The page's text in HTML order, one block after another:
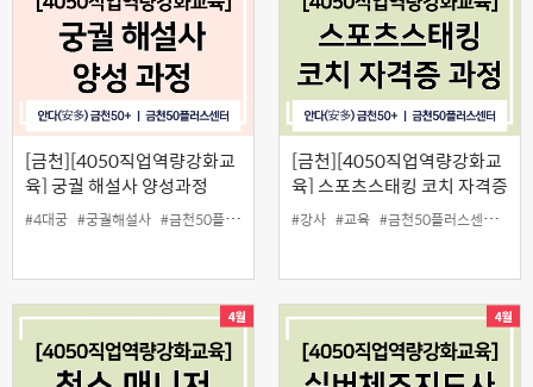
[금천][4050직업역량강화교
육] 궁궐 해설사 양성과정
#4대궁 #궁궐해설사 #금천50플러스센터 #일활동
[금천][4050직업역량강화교
육] 스포츠스태킹 코치 자격증
과정
#강사 #교육 #금천50플러스센터